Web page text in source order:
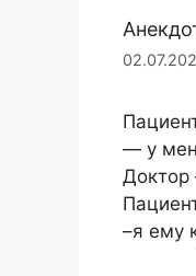
— у
Доктор
–я ему